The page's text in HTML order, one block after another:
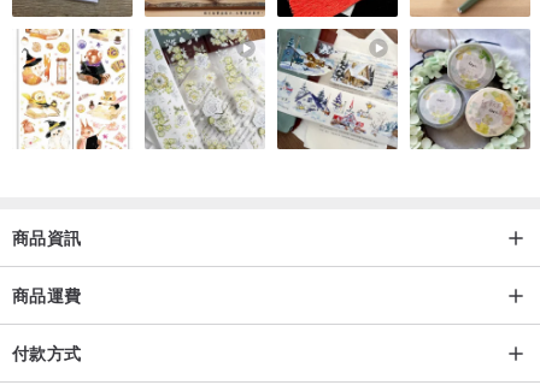
如果您緊急需要，可以加急運送，數量有限。
【筆記】
・顏色不均勻、氣泡。可能混有一些細小的灰塵。
[關於處理]
商品資訊
商品運費
付款方式